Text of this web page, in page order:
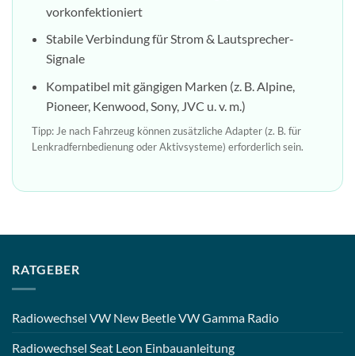
vorkonfektioniert
Stabile Verbindung für Strom & Lautsprecher-
Signale
Kompatibel mit gängigen Marken (z. B. Alpine,
Pioneer, Kenwood, Sony, JVC u. v. m.)
Tipp: Je nach Fahrzeug können zusätzliche Adapter (z. B. für
Lenkradfernbedienung oder Aktivsysteme) erforderlich sein.
RATGEBER
Radiowechsel VW New Beetle VW Gamma Radio
Radiowechsel Seat Leon Einbauanleitung